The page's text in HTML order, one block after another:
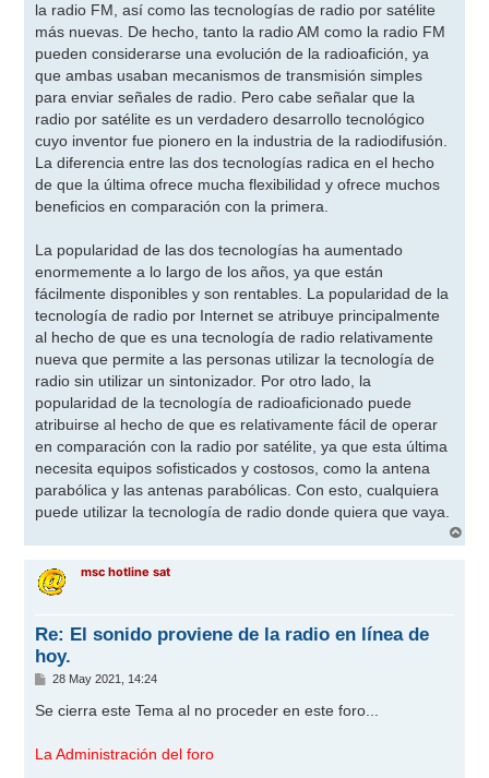
la radio FM, así como las tecnologías de radio por satélite
más nuevas. De hecho, tanto la radio AM como la radio FM
pueden considerarse una evolución de la radioafición, ya
que ambas usaban mecanismos de transmisión simples
para enviar señales de radio. Pero cabe señalar que la
radio por satélite es un verdadero desarrollo tecnológico
cuyo inventor fue pionero en la industria de la radiodifusión.
La diferencia entre las dos tecnologías radica en el hecho
de que la última ofrece mucha flexibilidad y ofrece muchos
beneficios en comparación con la primera.
La popularidad de las dos tecnologías ha aumentado
enormemente a lo largo de los años, ya que están
fácilmente disponibles y son rentables. La popularidad de la
tecnología de radio por Internet se atribuye principalmente
al hecho de que es una tecnología de radio relativamente
nueva que permite a las personas utilizar la tecnología de
radio sin utilizar un sintonizador. Por otro lado, la
popularidad de la tecnología de radioaficionado puede
atribuirse al hecho de que es relativamente fácil de operar
en comparación con la radio por satélite, ya que esta última
necesita equipos sofisticados y costosos, como la antena
parabólica y las antenas parabólicas. Con esto, cualquiera
puede utilizar la tecnología de radio donde quiera que vaya.
r
msc hotline sat
Re: El sonido proviene de la radio en línea de
hoy.
M
n
s
e
28 May 2021, 14:24
Se cierra este Tema al no proceder en este foro...
La Administración del foro